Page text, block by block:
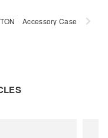
Accessory Case